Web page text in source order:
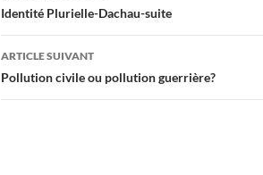
des
articles
Identité Plurielle-Dachau-suite
ARTICLE SUIVANT
Pollution civile ou pollution guerrière?